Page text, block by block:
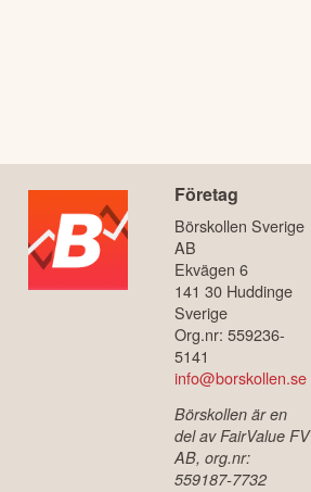
Företag
Börskollen Sverige
AB
Ekvägen 6
141 30 Huddinge
Sverige
Org.nr: 559236-
5141
info@borskollen.se
Börskollen är en
del av FairValue FV
AB, org.nr:
559187-7732